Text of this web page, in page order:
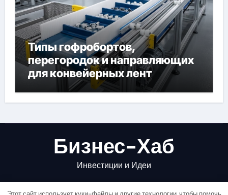
Типы гофробортов,
перегородок и направляющих
для конвейерных лент
Бизнес-Хаб
Инвестиции и Идеи